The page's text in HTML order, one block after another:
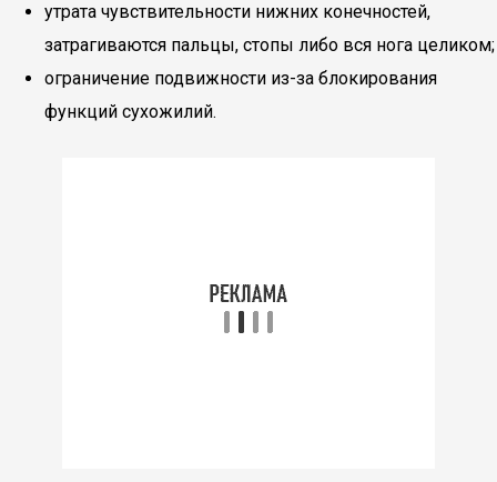
утрата чувствительности нижних конечностей,
затрагиваются пальцы, стопы либо вся нога целиком;
ограничение подвижности из-за блокирования
функций сухожилий.